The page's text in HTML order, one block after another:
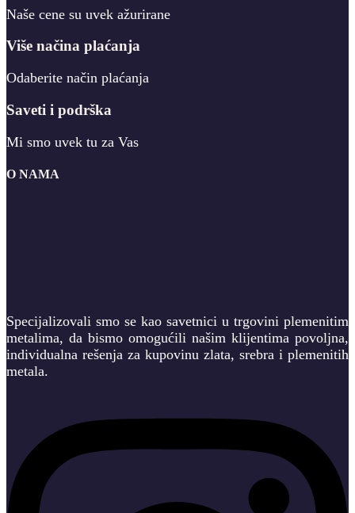
Naše cene su uvek ažurirane
Više načina plaćanja
Odaberite način plaćanja
Saveti i podrška
Mi smo uvek tu za Vas
O NAMA
Specijalizovali smo se kao savetnici u trgovini plemenitim
metalima, da bismo omogućili našim klijentima povoljna,
individualna rešenja za kupovinu zlata, srebra i plemenitih
metala.